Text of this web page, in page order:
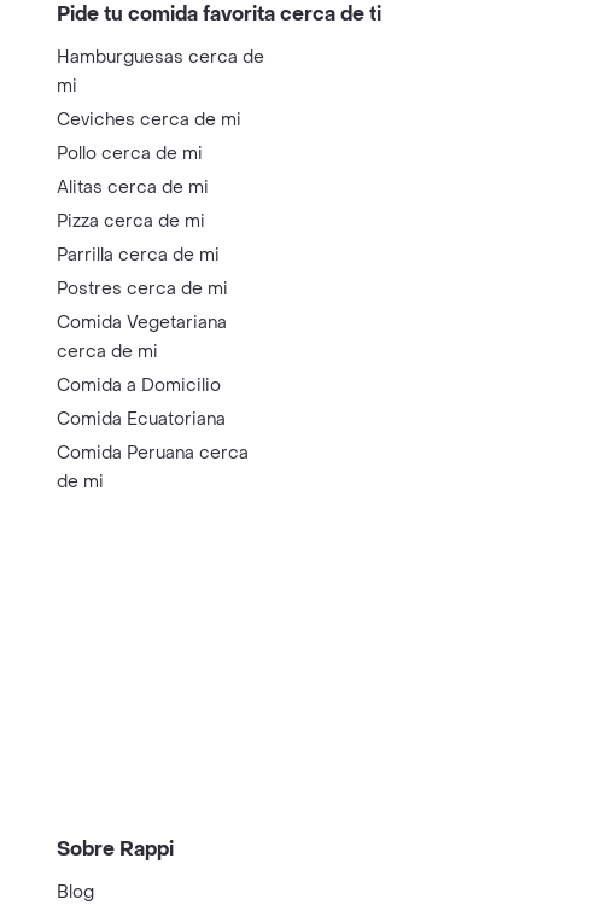
Pide tu comida favorita cerca de ti
Hamburguesas cerca de
mi
Ceviches cerca de mi
Pollo cerca de mi
Alitas cerca de mi
Pizza cerca de mi
Parrilla cerca de mi
Postres cerca de mi
Comida Vegetariana
cerca de mi
Comida a Domicilio
Comida Ecuatoriana
Comida Peruana cerca
de mi
Sobre Rappi
Blog